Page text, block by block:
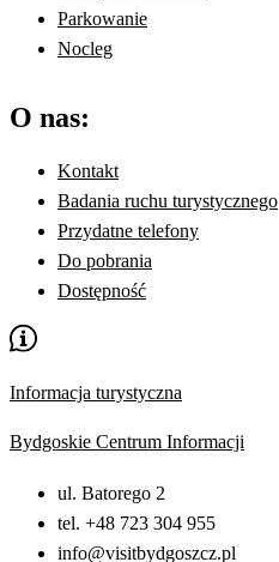
Parkowanie
Nocleg
O nas:
Kontakt
Badania ruchu turystycznego
Przydatne telefony
Do pobrania
Dostępność
Informacja turystyczna
Bydgoskie Centrum Informacji
ul. Batorego 2
tel. +48 723 304 955
info@visitbydgoszcz.pl